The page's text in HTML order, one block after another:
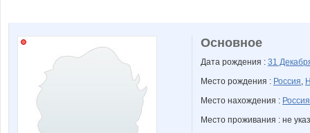
Основное
Дата рождения : 31
Место рождения : Россия,
Место нахождения : Россия
Место проживания : не